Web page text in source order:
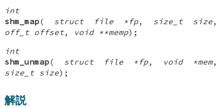
int
shm_map( struct file *fp, size_t size,
off_t offset, void **memp);
int
shm_unmap( struct file *fp, void *mem,
size_t size);
解説